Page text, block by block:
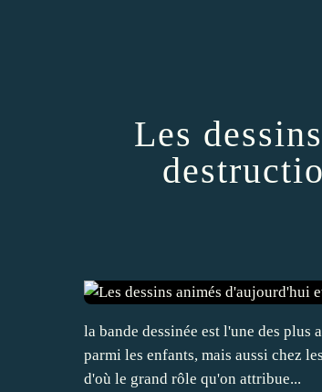
Les
la bande dessinée est l'une des
parmi les enfants, mais aussi chez
d'où le grand rôle qu'on attribue...